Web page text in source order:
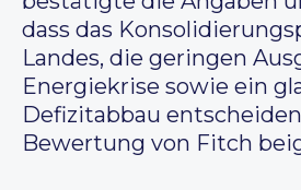
dass das
Landes, die geringen
Energiekrise sowie ein
Defizitabbau
Bewertung von Fitch